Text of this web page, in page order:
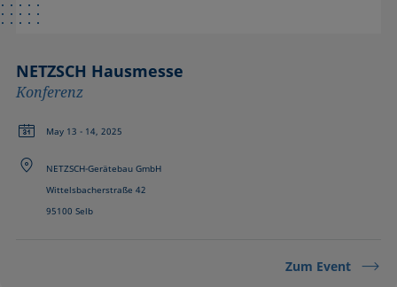
NETZSCH Hausmesse
Konferenz
May 13 - 14, 2025
NETZSCH-Gerätebau GmbH
Wittelsbacherstraße 42
95100 Selb
Zum Event